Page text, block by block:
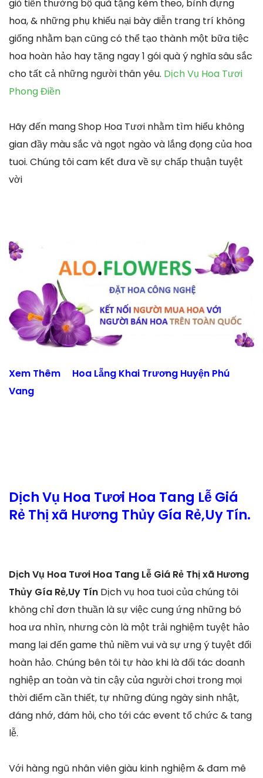
giỏ tiến thưởng bộ quà tặng kèm theo, bình đựng
hoa, & những phụ khiếu nại bày diễn trang trí không
giống nhằm bạn cũng có thể tạo thành một bữa tiệc
hoa hoàn hảo hay tặng ngay 1 gói quà ý nghĩa sâu sắc
cho tất cả những người thân yêu. Dịch Vụ Hoa Tươi
Phong Điền
Hãy đến mang Shop Hoa Tươi nhằm tìm hiểu không
gian đầy màu sắc và ngọt ngào và lắng đọng của hoa
tuoi. Chúng tôi cam kết đưa về sự chấp thuận tuyệt
vời
Xem Thêm Hoa Lẵng Khai Trương Huyện Phú
Vang
Dịch Vụ Hoa Tươi Hoa Tang Lễ Giá
Rẻ Thị xã Hương Thủy Gía Rẻ,Uy Tín.
Dịch Vụ Hoa Tươi Hoa Tang Lễ Giá Rẻ Thị xã Hương
Thủy Gía Rẻ,Uy Tín Dịch vụ hoa tuoi của chúng tôi
không chỉ đơn thuần là sự việc cung ứng những bó
hoa ưa nhìn, nhưng còn là một trải nghiệm tuyệt hảo
mang lại đến game thủ niềm vui và sự ưng ý tuyệt đối
hoàn hảo. Chúng bên tôi tự hào khi là đối tác doanh
nghiệp an toàn và tin cậy của người chơi trong mọi
thời điểm cần thiết, tự những đúng ngày sinh nhật,
đáng nhớ, đám hỏi, cho tới các event tổ chức & tang
lễ.
Với hàng ngũ nhân viên giàu kinh nghiệm & đam mê